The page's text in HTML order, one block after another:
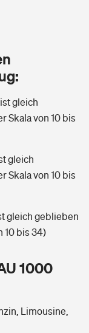
Alter?
gleich
Skala von 10 bis
gleich
Skala von 10 bis
gleich geblieben
10 bis 34)
1000
Limousine,